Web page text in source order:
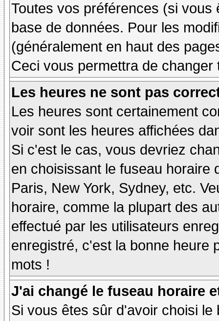
Toutes vos préférences (si
base de données. Pour les
(généralement en haut des
Ceci vous permettra de
Les heures ne sont pas
Les heures sont certainement
voir sont les heures affichées
Si c'est le cas, vous devriez
en choisissant le fuseau horaire
Paris, New York, Sydney, etc.
horaire, comme la plupart des
effectué par les utilisateurs
enregistré, c'est la bonne heure
mots !
J'ai changé le fuseau horaire
Si vous êtes sûr d'avoir choisi